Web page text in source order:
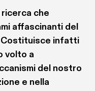
ricerca che
affascinanti del
Costituisce infatti
volto a
del nostro
e nella